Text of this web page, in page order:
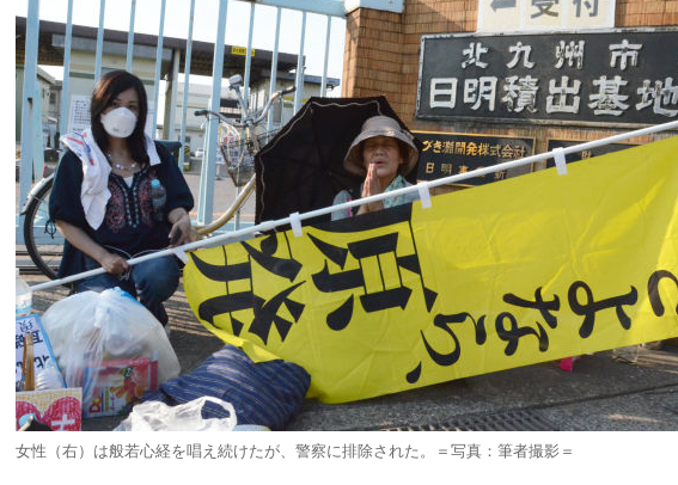
女性（右）は般若心経を唱え続けたが、警察に排除された。＝写真：筆者撮影＝